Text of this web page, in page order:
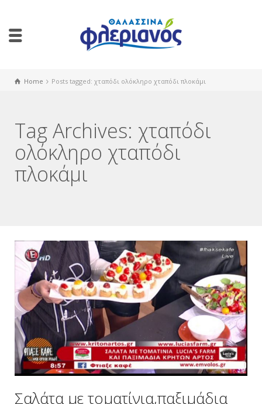
Home Posts tagged: χταπόδι ολόκληρο χταπόδι πλοκάμι
Tag Archives: χταπόδι
ολόκληρο χταπόδι
πλοκάμι
Σαλάτα με τοματίνια,παξιμάδια